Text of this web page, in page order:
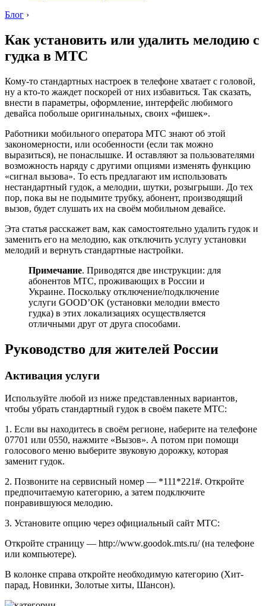
Блог ›
Как установить или удалить мелодию с
гудка в МТС
Кому-то стандартных настроек в телефоне хватает с головой,
ну а кто-то жаждет поскорей от них избавиться. Так сказать,
внести в параметры, оформление, интерфейс любимого
девайса побольше оригинальных, своих «фишек».
Работники мобильного оператора МТС знают об этой
закономерности, или особенности (если так можно
выразиться), не понаслышке. И оставляют за пользователями
возможность наряду с другими опциями изменять функцию
«сигнал вызова». То есть предлагают им использовать
нестандартный гудок, а мелодии, шутки, розыгрыши. До тех
пор, пока вы не подымите трубку, абонент, производящий
вызов, будет слушать их на своём мобильном девайсе.
Эта статья расскажет вам, как самостоятельно удалить гудок и
заменить его на мелодию, как отключить услугу установки
мелодий и вернуть стандартные настройки.
Примечание. Приводятся две инструкции: для
абонентов МТС, проживающих в России и
Украине. Поскольку отключение/подключение
услуги GOOD’OK (установки мелодии вместо
гудка) в этих локализациях осуществляется
отличными друг от друга способами.
Руководство для жителей России
Активация услуги
Используйте любой из ниже представленных вариантов,
чтобы убрать стандартный гудок в своём пакете МТС:
1. Если вы находитесь в своём регионе, наберите на телефоне
07701 или 0550, нажмите «Вызов». А потом при помощи
голосового меню выберите звуковую дорожку, которая
заменит гудок.
2. Позвоните на сервисный номер — *111*221#. Откройте
предпочитаемую категорию, а затем подключите
понравившуюся мелодию.
3. Установите опцию через официальный сайт МТС:
Откройте страницу — http://www.goodok.mts.ru/ (на телефоне
или компьютере).
В колонке справа откройте необходимую категорию (Хит-
парад, Новинки, Золотые хиты, Шансон).